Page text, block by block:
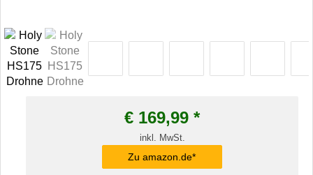
€ 169,99 *
inkl. MwSt.
Zu amazon.de*